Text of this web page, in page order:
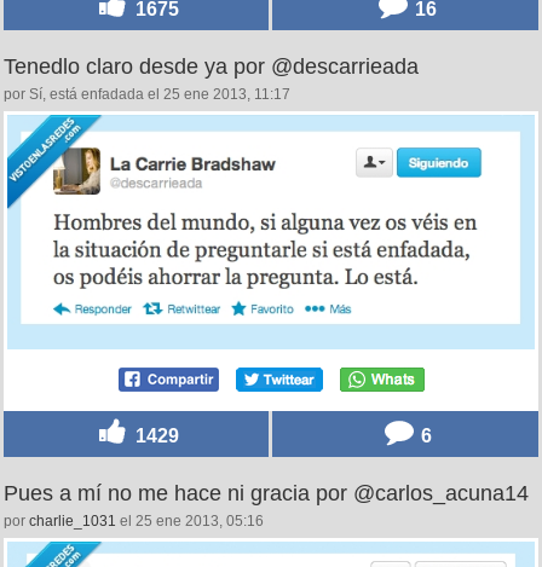
1675 16
Tenedlo claro desde ya por @descarrieada
por Sí, está enfadada el 25 ene 2013, 11:17
1429 6
Pues a mí no me hace ni gracia por @carlos_acuna14
por charlie_1031 el 25 ene 2013, 05:16